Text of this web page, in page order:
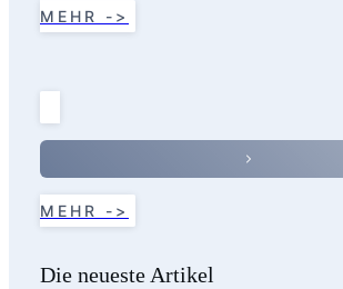
MEHR ->
MEHR ->
Die neueste Artikel